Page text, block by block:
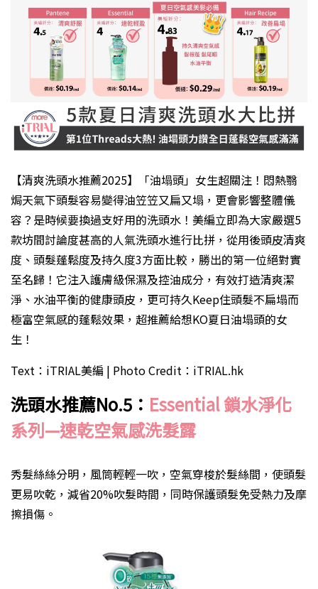
【清爽洗頭水推薦2025】「油塌頭」女生超關注！悶熱翳
焗天氣下頭髮容易變得油笠笠又扁又塌，更會影響整體儀
容？是時候要換過支好用的洗頭水！美編立即為大家嚴選5
款坊間討論度甚高的人氣洗頭水進行比拼，從用後頭皮清爽
度、頭髮蓬鬆度及持久度3方面比較，勝出的第一位絕對實
至名歸！它注入護膚級保濕及控油成分，有效打造清爽潔
淨、水油平衡的健康頭皮，更可持久Keep住頭髮不扁塌而
極富空氣感的蓬鬆效果，超推薦給想KO夏日油塌頭的女
生！
Text：iTRIAL美編 | Photo Credit：iTRIAL.hk
洗頭水推薦No.5 ： Essential鎖水淨化
系列—速乾空氣感洗髮露
秀髮絲絲分明，風筒輕輕一吹，空氣穿梭於髮絲間，使頭髮
更易吹乾，減省20%吹髮時間，同時保護頭髮免受熱力及摩
擦損傷。